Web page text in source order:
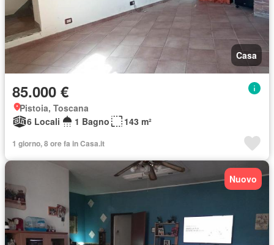
Casa
85.000 €
Pistoia, Toscana
6 Locali
1 Bagno 143 m²
1 giorno, 8 ore fa in Casa.it
Nuovo